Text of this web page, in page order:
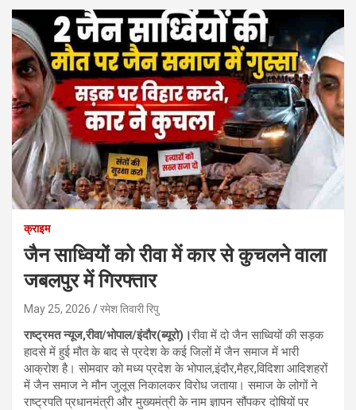
क्राइम
जैन साध्वियों को रीवा में कार से कुचलने वाला
जबलपुर में गिरफ्तार
May 25, 2026 रमेश तिवारी रिपु
राष्ट्रमत न्यूज,रीवा/भोपाल/इंदौर(ब्यूरो)।रीवा में दो जैन साध्वियों की सड़क
हादसे में हुई मौत के बाद से प्रदेश के कई जिलों में जैन समाज में भारी
आक्रोश है। सोमवार को मध्य प्रदेश के भोपाल,इंदौर,मैहर,विदिशा आदिशहरों
में जैन समाज ने मौन जुलूस निकालकर विरोध जताया। समाज के लोगों ने
राष्ट्रपति प्रधानमंत्री और मुख्यमंत्री के नाम ज्ञापन सौंपकर दोषियों पर